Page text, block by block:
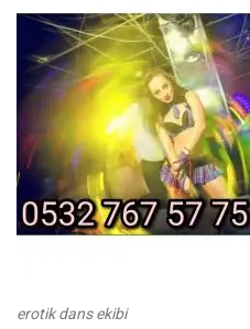
erotik dans ekibi